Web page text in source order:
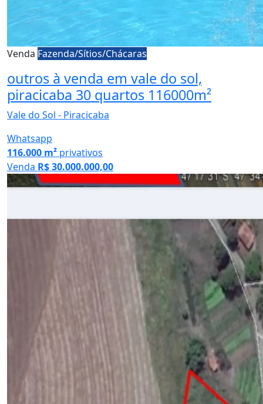
Venda Fazenda/Sítios/Chácaras
outros à venda em vale do sol,
piracicaba 30 quartos 116000m²
Vale do Sol - Piracicaba
Whatsapp
116.000 m² privativos
Venda R$ 30.000.000,00